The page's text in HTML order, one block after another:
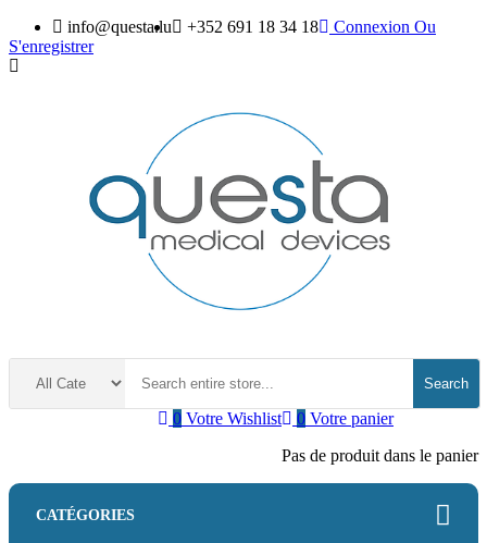
info@questa.lu +352 691 18 34 18 Connexion Ou
S'enregistrer
Search
0 Votre panier
Pas de produit dans le panier
0 Votre Wishlist
CATÉGORIES